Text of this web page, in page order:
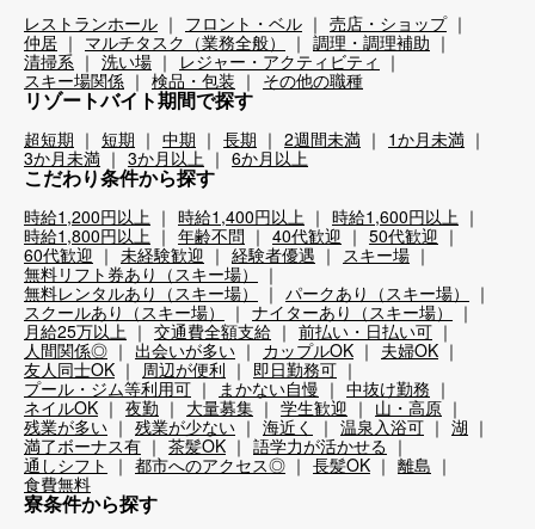
レストランホール フロント・ベル
売店・ショップ
仲居
マルチタスク（業務全般）
調理・調理補助
清掃系
洗い場
レジャー・アクティビティ
スキー場関係
検品・包装 その他の職種
リゾートバイト期間で探す
超短期 短期 中期 長期 2週間未満
1か月未満
3か月未満
3か月以上 6か月以上
こだわり条件から探す
時給1,200円以上 時給1,400円以上
時給1,600円以上
時給1,800円以上
年齢不問 40代歓迎
50代歓迎
60代歓迎
未経験歓迎 経験者優遇
スキー場
無料リフト券あり（スキー場）
無料レンタルあり（スキー場）
パークあり（スキー場）
スクールあり（スキー場）
ナイターあり（スキー場）
月給25万以上
交通費全額支給
前払い・日払い可
人間関係◎
出会いが多い カップルOK
夫婦OK
友人同士OK
周辺が便利
即日勤務可
プール・ジム等利用可
まかない自慢
中抜け勤務
ネイルOK
夜勤 大量募集 学生歓迎
山・高原
残業が多い
残業が少ない 海近く 温泉入浴可
湖
満了ボーナス有
茶髪OK
語学力が活かせる
通しシフト
都市へのアクセス◎ 長髪OK
離島
食費無料
寮条件から探す